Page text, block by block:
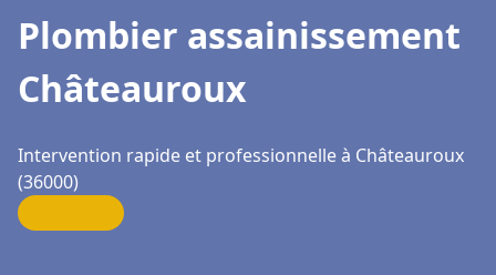
Plombier assainissement
Châteauroux
Intervention rapide et professionnelle à Châteauroux
(36000)